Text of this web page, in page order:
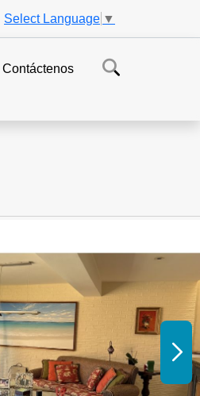
Select Language ▼
Contáctenos